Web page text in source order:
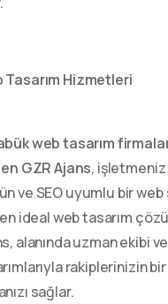
Tasarım Hizmetleri
web tasarım
GZR Ajans,
ve SEO uyumlu bir
ideal web tasarım
alanında uzman ekibi
rakiplerinizin
sağlar.